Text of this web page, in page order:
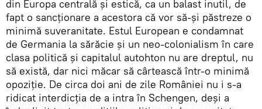
din Europa centrală și estică, ca un balast inutil, de
fapt o sancționare a acestora că vor să-și păstreze o
minimă suveranitate. Estul European e condamnat
de Germania la sărăcie și un neo-colonialism în care
clasa politică și capitalul autohton nu are dreptul, nu
să există, dar nici măcar să cârtească într-o minimă
opoziție. De circa doi ani de zile României nu i s-a
ridicat interdicția de a intra în Schengen, deși a